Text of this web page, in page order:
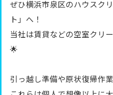
ぜひ横浜市泉区のハウスク
ト」へ！
当社は賃貸などの空室クリ
🌟
引っ越し準備や原状復帰作